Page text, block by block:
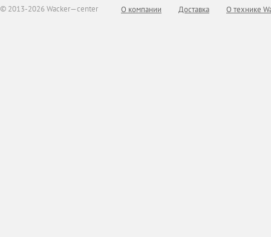
© 2013-2026 Wacker—center О компании Доставка О технике